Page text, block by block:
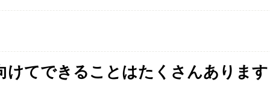
けてできることはたくさんあります